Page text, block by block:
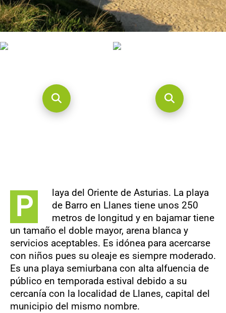
P
laya del Oriente de Asturias. La playa
de Barro en Llanes tiene unos 250
metros de longitud y en bajamar tiene
un tamaño el doble mayor, arena blanca y
servicios aceptables. Es idónea para acercarse
con niños pues su oleaje es siempre moderado.
Es una playa semiurbana con alta alfuencia de
público en temporada estival debido a su
cercanía con la localidad de Llanes, capital del
municipio del mismo nombre.